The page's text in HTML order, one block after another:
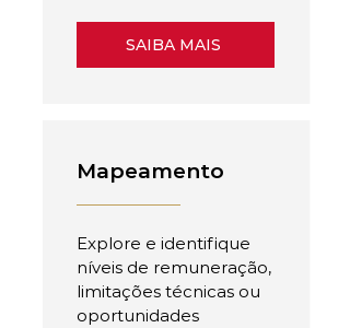
SAIBA MAIS
Mapeamento
Explore e identifique
níveis de remuneração,
limitações técnicas ou
oportunidades